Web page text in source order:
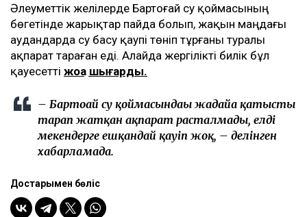
Әлеуметтік желілерде Бартоғай су қоймасының
бөгетінде жарықтар пайда болып, жақын маңдағы
аудандарда су басу қаупі төніп тұрғаны туралы
ақпарат тараған еді. Алайда жергілікті билік бұл
қауесетті жоққа шығарды.
– Бартоғай су қоймасындағы жағдайға қатысты
тарап жатқан ақпарат расталмады, елді
мекендерге ешқандай қауіп жоқ, – делінген
хабарламада.
Достарыңмен бөліс